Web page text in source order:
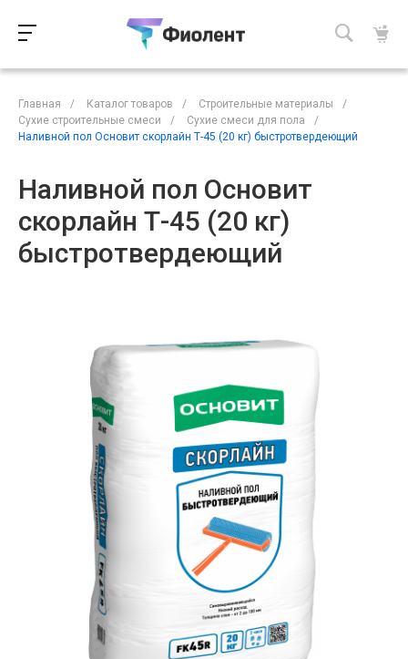
Главная / Каталог товаров / Строительные материалы
/
Сухие строительные смеси
/ Сухие смеси для пола
/
Наливной пол Основит скорлайн Т-45 (20 кг) быстротвердеющий
Наливной пол Основит
скорлайн Т-45 (20 кг)
быстротвердеющий